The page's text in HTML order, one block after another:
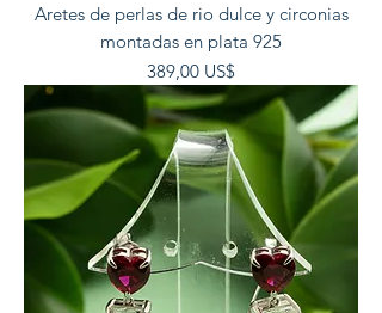
Aretes de perlas de rio dulce y circonias
montadas en plata 925
Precio
389,00 US$